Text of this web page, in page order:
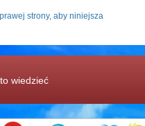
strony, aby niniejsza
wiedzieć